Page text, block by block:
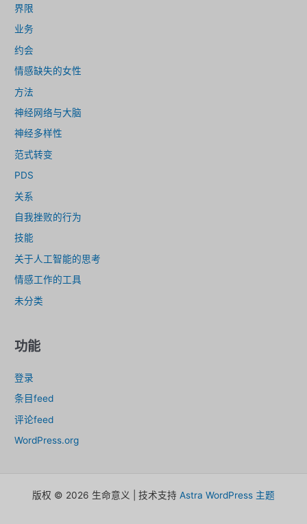
界限
业务
约会
情感缺失的女性
方法
神经网络与大脑
神经多样性
范式转变
PDS
关系
自我挫败的行为
技能
关于人工智能的思考
情感工作的工具
未分类
功能
登录
条目feed
评论feed
WordPress.org
版权 © 2026 生命意义 | 技术支持 Astra WordPress 主题